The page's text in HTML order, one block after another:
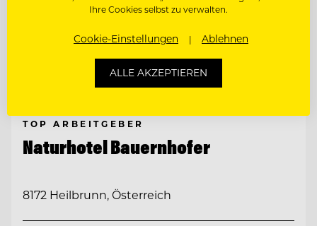
TOP ARBEITGEBER
Naturhotel Bauernhofer
8172 Heilbrunn, Österreich
Ihre Cookies selbst zu verwalten.
Cookie-Einstellungen Ablehnen
ALLE AKZEPTIEREN